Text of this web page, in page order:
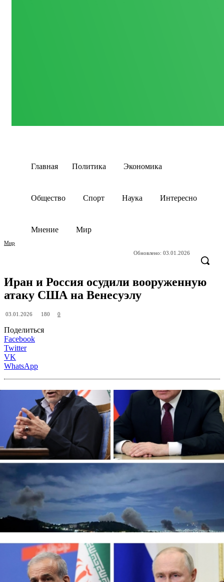
Главная Политика Экономика
Общество Спорт Наука Интересно
Мнение Мир
Мир
Обновлено: 03.01.2026
Иран и Россия осудили вооруженную
атаку США на Венесуэлу
03.01.2026 180 0
Поделиться
Facebook
Twitter
VK
WhatsApp